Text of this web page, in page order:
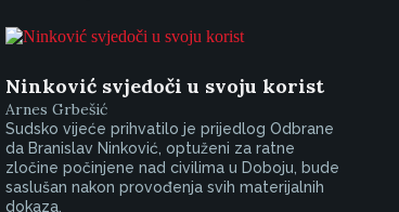
Ninković svjedoči u svoju korist
Arnes Grbešić
Sudsko vijeće prihvatilo je prijedlog Odbrane
da Branislav Ninković, optuženi za ratne
zločine počinjene nad civilima u Doboju, bude
saslušan nakon provođenja svih materijalnih
dokaza.